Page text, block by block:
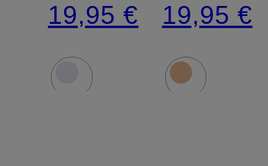
19,95 € 19,95 €